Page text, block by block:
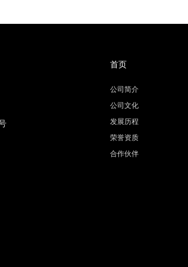
首页
公司简介
公司文化
发展历程
荣誉资质
合作伙伴